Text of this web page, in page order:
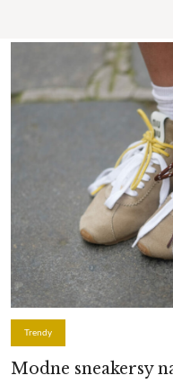
Trendy
Modne sneakersy